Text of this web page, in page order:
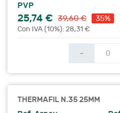
PVP
25,74 € 39,60 €
35%
Con IVA (10%): 28,31 €
-
THERMAFIL N.35 25MM